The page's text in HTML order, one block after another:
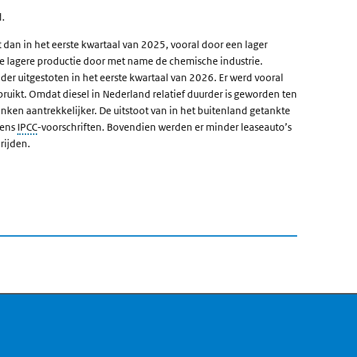
in het eerste kwartaal van 2025, vooral door een lager
lagere productie door met name de chemische industrie.
uitgestoten in het eerste kwartaal van 2026. Er werd vooral
Omdat diesel in Nederland relatief duurder is geworden ten
aantrekkelijker. De uitstoot van in het buitenland getankte
IPCC-voorschriften. Bovendien werden er minder leaseauto’s